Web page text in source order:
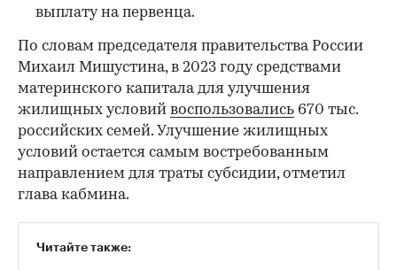
выплату на первенца.
По словам председателя правительства России
Михаил Мишустина, в 2023 году средствами
материнского капитала для улучшения
жилищных условий воспользовались 670 тыс.
российских семей. Улучшение жилищных
условий остается самым востребованным
направлением для траты субсидии, отметил
глава кабмина.
Читайте также: